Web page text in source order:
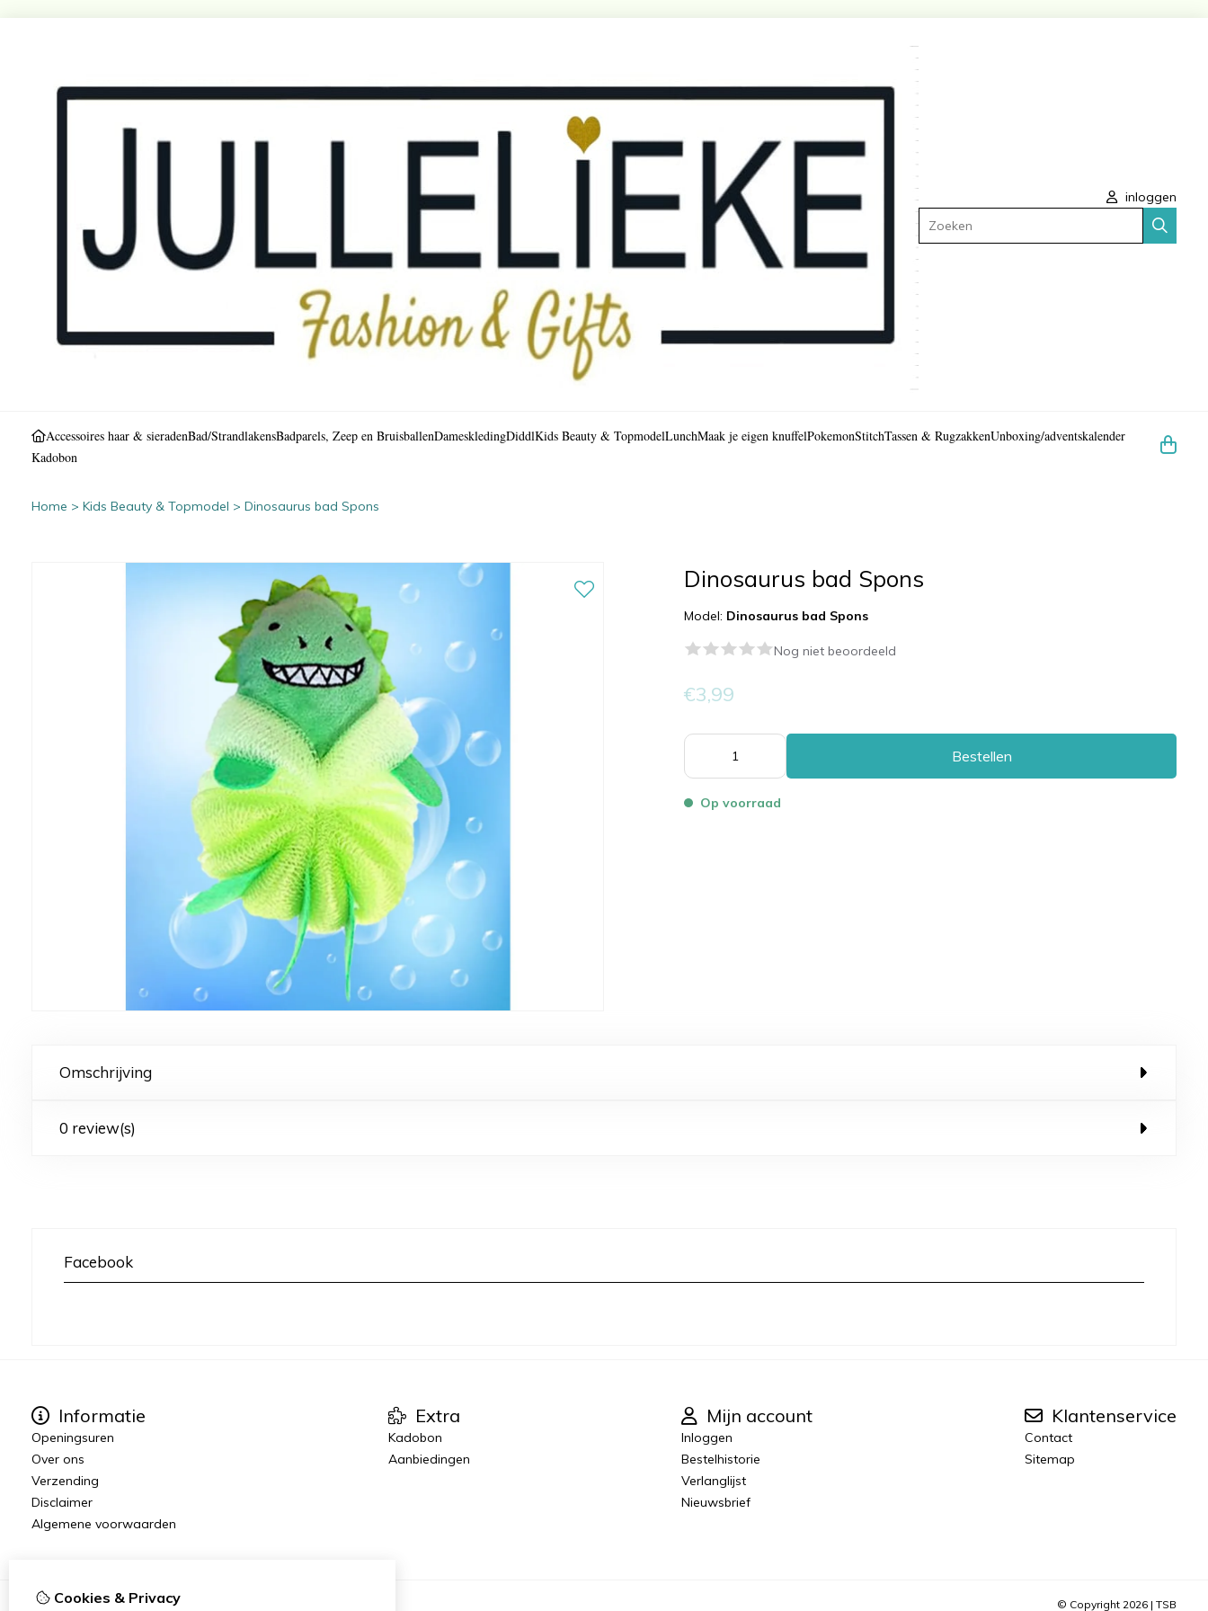
inloggen
Zoeken
Accessoires haar & sieradenBad/StrandlakensBadparels, Zeep en BruisballenDameskledingDiddlKids Beauty & TopmodelLunchMaak je eigen knuffelPokemonStitchTassen & RugzakkenUnboxing/adventskalender
Kadobon
Home > Kids Beauty & Topmodel > Dinosaurus bad Spons
Dinosaurus bad Spons
Model: Dinosaurus bad Spons
Nog niet beoordeeld
€3,99
Bestellen
Op voorraad
Omschrijving
0 review(s)
Facebook
Informatie
Openingsuren
Over ons
Verzending
Disclaimer
Algemene voorwaarden
Extra
Kadobon
Aanbiedingen
Mijn account
Inloggen
Bestelhistorie
Verlanglijst
Nieuwsbrief
Klantenservice
Contact
Sitemap
© Copyright 2026 | TSB
Cookies & Privacy